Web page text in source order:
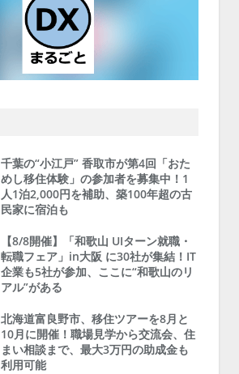
千葉の“小江戸” 香取市が第4回「おた
めし移住体験」の参加者を募集中！1
人1泊2,000円を補助、築100年超の古
民家に宿泊も
【8/8開催】「和歌山 UIターン就職・
転職フェア」in大阪 に30社が集結！IT
企業も5社が参加、ここに“和歌山のリ
アル”がある
北海道富良野市、移住ツアーを8月と
10月に開催！職場見学から交流会、住
まい相談まで、最大3万円の助成金も
利用可能